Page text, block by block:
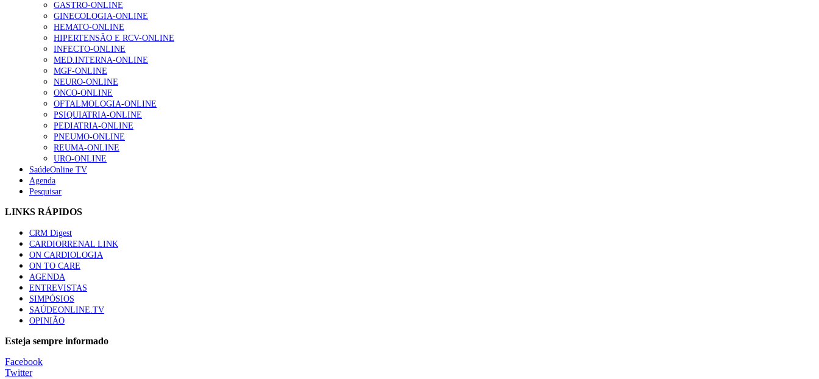
Quase quatro em cada dez doentes com enfarte apresentavam níveis elevados de Lp(a), revela estudo
84 visualizações
Trodelvy aprovado para primeira linha no cancro da mama triplo negativo metastático em doentes não elegíveis para inibidores PD-(L)1
58 visualizações
1.º Episódio do Podcast “Frequência Cardio – Sintoniza-te na Insuficiência Cardíaca” da Bayer
58 visualizações
Canábis medicinal e saúde mental
53 visualizações
MAIS NOTÍCIAS
Plataforma criada por estudantes apoia famílias após diagnóstico de demência
GASTRO-ONLINE
GINECOLOGIA-ONLINE
HEMATO-ONLINE
HIPERTENSÃO E RCV-ONLINE
INFECTO-ONLINE
MED.INTERNA-ONLINE
MGF-ONLINE
NEURO-ONLINE
ONCO-ONLINE
OFTALMOLOGIA-ONLINE
PSIQUIATRIA-ONLINE
PEDIATRIA-ONLINE
PNEUMO-ONLINE
REUMA-ONLINE
URO-ONLINE
SaúdeOnline TV
Agenda
Pesquisar
LINKS RÁPIDOS
CRM Digest
CARDIORRENAL LINK
ON CARDIOLOGIA
ON TO CARE
AGENDA
ENTREVISTAS
SIMPÓSIOS
SAÚDEONLINE.TV
OPINIÃO
Esteja sempre informado
Facebook
Twitter